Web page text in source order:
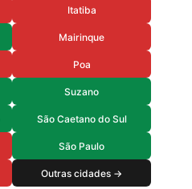
Itatiba
Mairinque
Poa
Suzano
São Caetano do Sul
São Paulo
Outras cidades →